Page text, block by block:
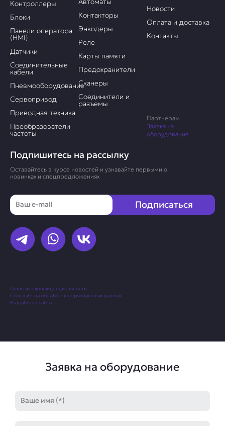
Подпишитесь на рассылку
Оставайтесь в курсе новостей и узнавайте первыми о
новинках и спецпредложениях
Email
Подписаться
Политика конфиденциальности
Согласие на обработку персональных данных
Разработка сайта
Контроллеры
Блоки
Панели оператора
(HMI)
Датчики
Соединительные
кабели
Пневмооборудование
Сервопривод
Приводная техника
Преобразователи
частоты
Контакторы
Энкодеры
Реле
Карты памяти
Предохранители
Сканеры
Соединители и
разъемы
Новости
Оплата и доставка
Контакты
Партнерам
Заявка на
оборудование
Заявка на оборудование